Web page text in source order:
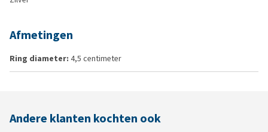
Afmetingen
Ring diameter: 4,5 centimeter
Andere klanten kochten ook